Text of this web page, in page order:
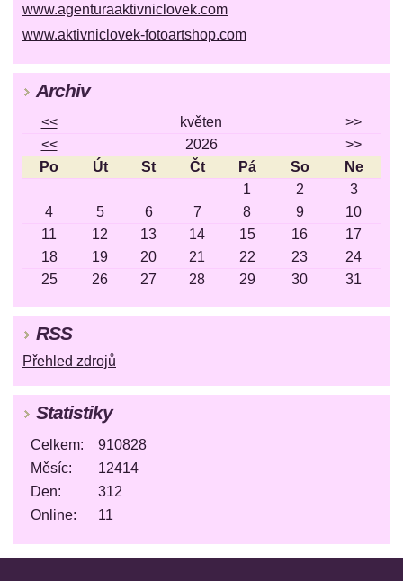
www.agenturaaktivniclovek.com
www.aktivniclovek-fotoartshop.com
Archiv
<< květen
>>
<<
2026
>>
Po
Út St Čt Pá So
Ne
1
2
3
4
5 6 7 8 9
10
11
12 13 14 15 16
17
18
19 20 21 22 23
24
25
26 27 28 29 30 31
RSS
Přehled zdrojů
Statistiky
Online: 11
Celkem:
910828
Měsíc:
12414
Den:
312